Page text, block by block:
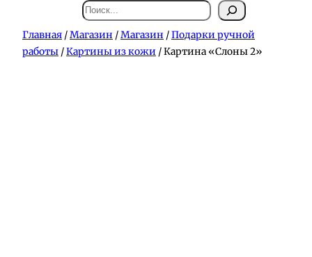
Поиск
Главная /Магазин /Магазин /Подарки ручной
работы /Картины из кожи / Картина «Слоны 2»